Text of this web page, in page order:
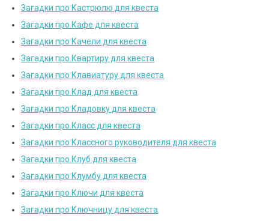
Загадки про Кастрюлю для квеста
Загадки про Кафе для квеста
Загадки про Качели для квеста
Загадки про Квартиру для квеста
Загадки про Клавиатуру для квеста
Загадки про Клад для квеста
Загадки про Кладовку для квеста
Загадки про Класс для квеста
Загадки про Классного руководителя для квеста
Загадки про Клуб для квеста
Загадки про Клумбу для квеста
Загадки про Ключи для квеста
Загадки про Ключницу для квеста